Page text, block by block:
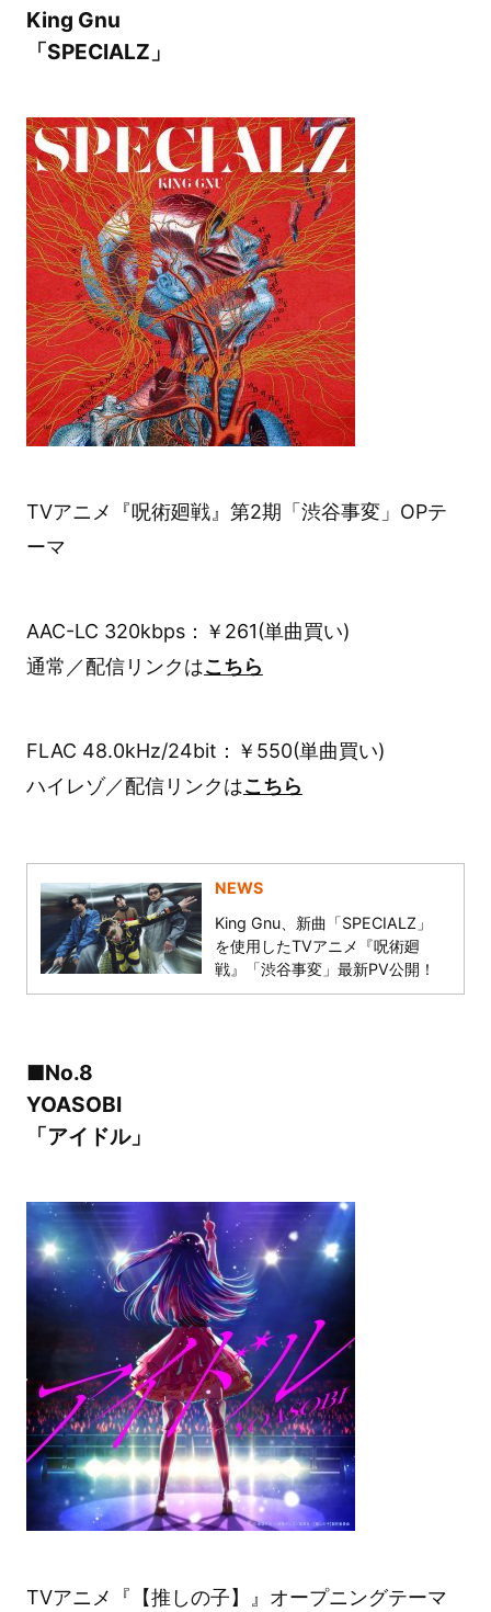
King Gnu
「SPECIALZ」
TVアニメ『呪術廻戦』第2期「渋谷事変」OPテ
ーマ
AAC-LC 320kbps：￥261(単曲買い)
通常／配信リンクはこちら
FLAC 48.0kHz/24bit：￥550(単曲買い)
ハイレゾ／配信リンクはこちら
NEWS
King Gnu、新曲「SPECIALZ」
を使用したTVアニメ『呪術廻
戦』「渋谷事変」最新PV公開！
■No.8
YOASOBI
「アイドル」
TVアニメ『【推しの子】』オープニングテーマ